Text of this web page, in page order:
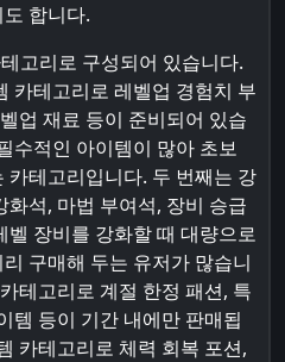
합니다.
고리로 구성되어 있습니다.
카테고리로 레벨업 경험치 부
업 재료 등이 준비되어 있습
수적인 아이템이 많아 초보
카테고리입니다. 두 번째는 강
석, 마법 부여석, 장비 승급
장비를 강화할 때 대량으로
구매해 두는 유저가 많습니
테고리로 계절 한정 패션, 특
템 등이 기간 내에만 판매됩
카테고리로 체력 회복 포션,